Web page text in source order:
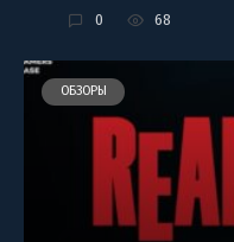
0 68
ОБЗОРЫ